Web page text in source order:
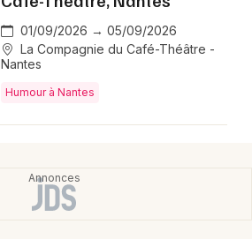
01/09/2026 → 05/09/2026
La Compagnie du Café-Théâtre -
Nantes
Humour à Nantes